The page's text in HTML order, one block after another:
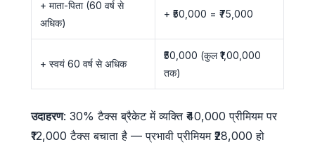
+ माता-पिता (60 वर्ष से
अधिक)
+ ₹50,000 = ₹75,000
+ स्वयं 60 वर्ष से अधिक
₹50,000 (कुल ₹1,00,000
तक)
उदाहरण: 30% टैक्स ब्रैकेट में व्यक्ति ₹40,000 प्रीमियम पर
₹12,000 टैक्स बचाता है — प्रभावी प्रीमियम ₹28,000 हो